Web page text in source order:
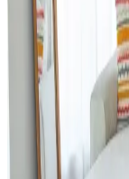
Giriş Holü
Giriş holü
zemin malzemeleri
evlerinde kum ve
ABD'de USM
Uyumlu